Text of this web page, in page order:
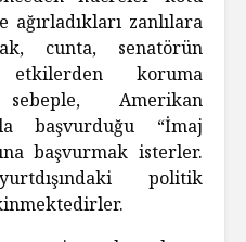
zanlılara
cunta, senatörün
koruma
Amerikan
başvurduğu “İmaj
başvurmak isterler.
politik